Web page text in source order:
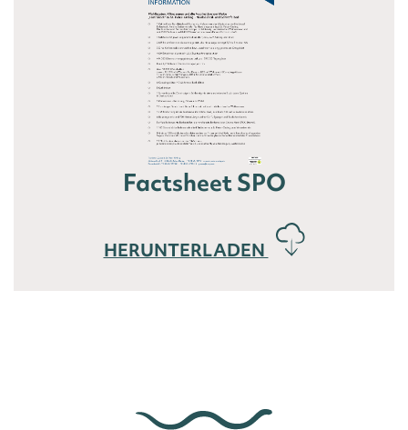
Factsheet SPO
HERUNTERLADEN